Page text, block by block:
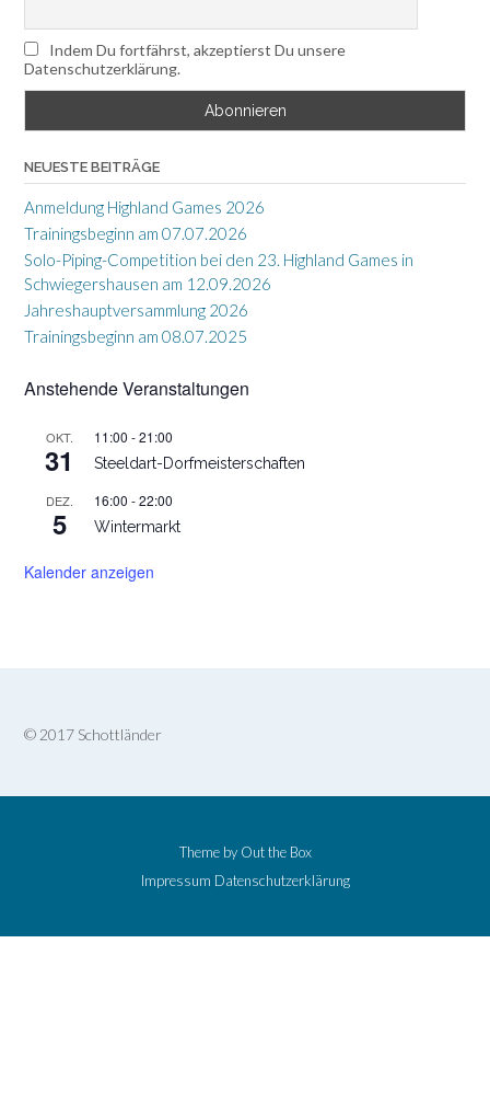
Indem Du fortfährst, akzeptierst Du unsere
Datenschutzerklärung.
NEUESTE BEITRÄGE
Anmeldung Highland Games 2026
Trainingsbeginn am 07.07.2026
Solo-Piping-Competition bei den 23. Highland Games in
Schwiegershausen am 12.09.2026
Jahreshauptversammlung 2026
Trainingsbeginn am 08.07.2025
Anstehende Veranstaltungen
OKT.
31
11:00 -21:00
Steeldart-Dorfmeisterschaften
DEZ.
5
16:00 -22:00
Wintermarkt
Kalender anzeigen
© 2017 Schottländer
Theme by Out the Box
Impressum Datenschutzerklärung